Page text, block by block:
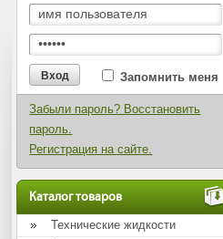
Запомнить меня
Забыли пароль? Восстановить
пароль.
Регистрация на сайте.
Каталог товаров
Технические жидкости